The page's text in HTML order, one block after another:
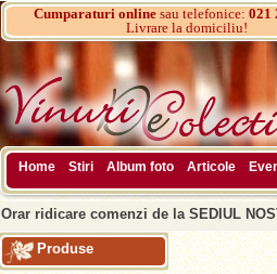
Cumparaturi online sau telefonice: 021
Livrare la domiciliu!
Home Stiri Album foto Articole
Orar ridicare comenzi de la SEDIUL
Produse